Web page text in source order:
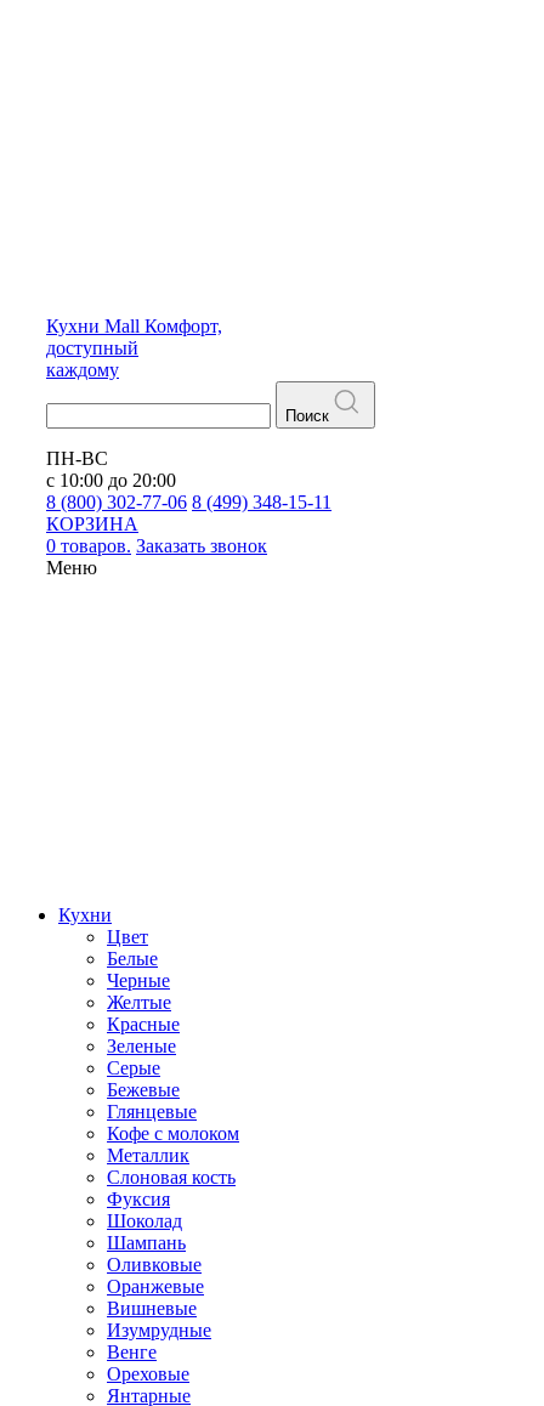
Кухни Mall Комфорт,
доступный
каждому
Поиск
ПН-ВС
с 10:00 до 20:00
8 (800) 302-77-06 8 (499) 348-15-11
КОРЗИНА
0 товаров. Заказать звонок
Меню
Кухни
Цвет
Белые
Черные
Желтые
Красные
Зеленые
Серые
Бежевые
Глянцевые
Кофе с молоком
Металлик
Слоновая кость
Фуксия
Шоколад
Шампань
Оливковые
Оранжевые
Вишневые
Изумрудные
Венге
Ореховые
Янтарные